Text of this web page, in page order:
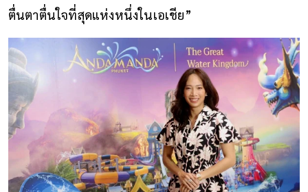
ตื่นตาตื่นใจที่สุดแห่งหนึ่งในเอเชีย”